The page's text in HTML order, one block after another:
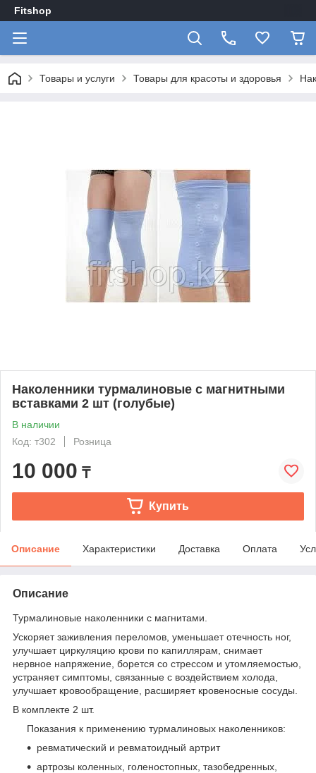
Fitshop
Товары и услуги Товары для красоты и здоровья
Наколенники турмалиновые с магнитными
вставками 2 шт (голубые)
В наличии
Код: т302
Розница
10 000 ₸
Купить
Описание Характеристики Доставка Оплата
Описание
Турмалиновые наколенники с магнитами.
Ускоряет заживления переломов, уменьшает отечность ног,
улучшает циркуляцию крови по капиллярам, снимает
нервное напряжение, борется со стрессом и утомляемостью,
устраняет симптомы, связанные с воздействием холода,
улучшает кровообращение, расширяет кровеносные сосуды.
В комплекте 2 шт.
Показания к применению турмалиновых наколенников:
ревматический и ревматоидный артрит
артрозы коленных, голеностопных, тазобедренных,